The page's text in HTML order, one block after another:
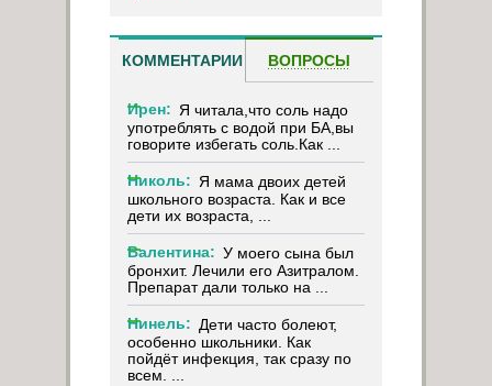
КОММЕНТАРИИ ВОПРОСЫ
Ирен: Я читала,что соль надо
употреблять с водой при БА,вы
говорите избегать соль.Как ...
Николь: Я мама двоих детей
школьного возраста. Как и все
дети их возраста, ...
Валентина: У моего сына был
бронхит. Лечили его Азитралом.
Препарат дали только на ...
Нинель: Дети часто болеют,
особенно школьники. Как
пойдёт инфекция, так сразу по
всем. ...